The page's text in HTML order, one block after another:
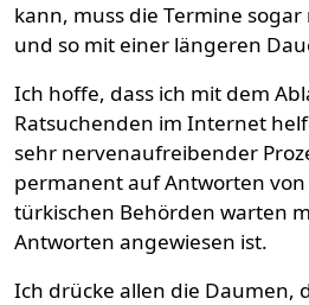
kann, muss die Termine
und so mit einer längeren
Ich hoffe, dass ich mit dem
Ratsuchenden im Internet
sehr nervenaufreibender
permanent auf Antworten
türkischen Behörden warten
Antworten angewiesen ist.
Ich drücke allen die Daumen,